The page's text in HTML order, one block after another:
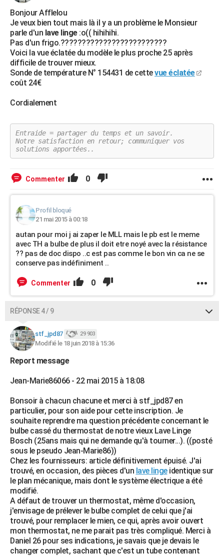
Bonjour Afflelou
Je veux bien tout mais là il y a un problème le Monsieur
parle d'un lave linge :o(( hihihihi.
Pas d'un frigo.?????????????????????????
Voici la vue éclatée du modèle le plus proche 25 après
difficile de trouver mieux.
Sonde de température N° 154431 de cettevue éclatée
coût 24€
Cordialement
Entraide = partager du temps et un savoir.
Notre satisfaction en retour; communiquer vos
solutions apportées..
Commenter 0
Profil bloqué
21 mai 2015 à 00:18
autan pour moi j ai zaper le MLL mais le pb est le meme
avec TH a bulbe de plus il doit etre noyé avec la résistance
?? pas de doc dispo ..c est pas comme le bon vin ca ne se
conserve pas indéfiniment ..
Commenter 0
RÉPONSE 4 / 9
stf_jpd87 29 903
Modifié le 18 juin 2018 à 15:36
Report message
Jean-Marie86066 - 22 mai 2015 à 18:08
Bonsoir à chacun chacune et merci à stf_jpd87 en
particulier, pour son aide pour cette inscription. Je
souhaite reprendre ma question précédente concernant le
bulbe cassé du thermostat de notre vieux Lave Linge
Bosch (25ans mais qui ne demande qu'à tourner...). ((posté
sous le pseudo Jean-Marie86))
Chez les fournisseurs: article définitivement épuisé. J'ai
trouvé, en occasion, des pièces d'un lave lingeidentique sur
le plan mécanique, mais dont le système électrique a été
modifié.
A défaut de trouver un thermostat, même d'occasion,
j'envisage de prélever le bulbe complet de celui que j'ai
trouvé, pour remplacer le mien, ce qui, après avoir ouvert
mon thermostat, ne me parait pas très compliqué. Merci à
Daniel 26 pour ses indications, je savais que je devais le
changer complet, sachant que c'est un tube contenant